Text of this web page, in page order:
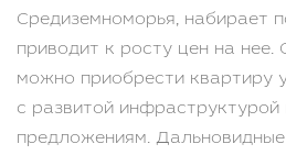
Средиземноморья, набирает
приводит к росту цен на нее.
можно приобрести квартиру
с развитой
предложениям.